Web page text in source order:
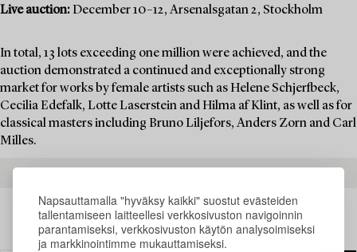
Napsauttamalla "hyväksy kaikki" suostut evästeiden
tallentamiseen laitteellesi verkkosivuston navigoinnin
parantamiseksi, verkkosivuston käytön analysoimiseksi
ja markkinointimme mukauttamiseksi.
Live auction: December 10–12, Arsenalsgatan 2, Stockholm
In total, 13 lots exceeding one million were achieved, and the
auction demonstrated a continued and exceptionally strong
market for works by female artists such as Helene Schjerfbeck,
Cecilia Edefalk, Lotte Laserstein and Hilma af Klint, as well as for
classical masters including Bruno Liljefors, Anders Zorn and Carl
Milles.